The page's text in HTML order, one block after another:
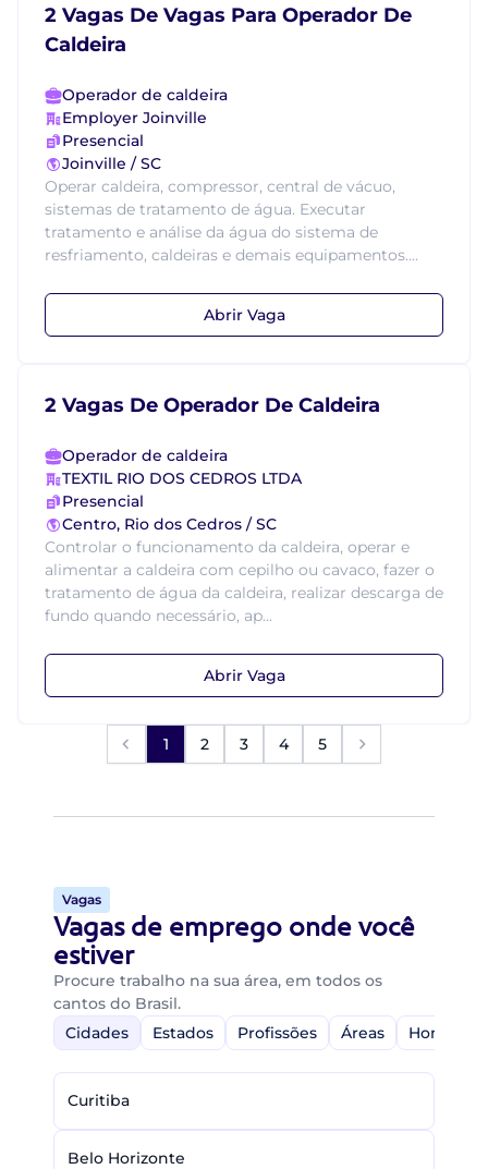
2 Vagas De Vagas Para Operador De
Caldeira
Operador de caldeira
Employer Joinville
Presencial
Joinville / SC
Operar caldeira, compressor, central de vácuo,
sistemas de tratamento de água. Executar
tratamento e análise da água do sistema de
resfriamento, caldeiras e demais equipamentos....
Abrir Vaga
2 Vagas De Operador De Caldeira
Operador de caldeira
TEXTIL RIO DOS CEDROS LTDA
Presencial
Centro, Rio dos Cedros / SC
Controlar o funcionamento da caldeira, operar e
alimentar a caldeira com cepilho ou cavaco, fazer o
tratamento de água da caldeira, realizar descarga de
fundo quando necessário, ap...
Abrir Vaga
1 2 3 4 5
Vagas
Vagas de emprego onde você
estiver
Procure trabalho na sua área, em todos os
cantos do Brasil.
Cidades
Estados Profissões Áreas Home-
Curitiba
Belo Horizonte